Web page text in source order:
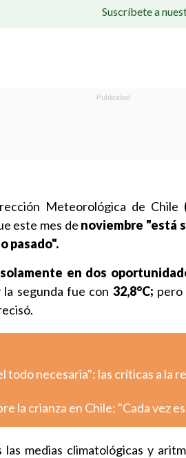
Suscríbete a
Meteorológica de Chile
este mes de noviembre "está
pasado".
solamente en dos
la segunda fue con 32,8°C; pero
todo necesaria": las críticas a la
la crianza en Chile: "Cada vez
las medias climatológicas y